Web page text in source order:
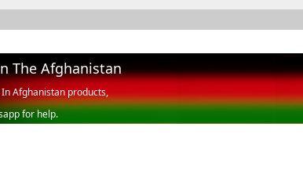
The Afghanistan
Afghanistan products,
for help.